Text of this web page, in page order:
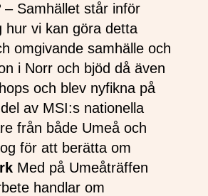
– Samhället står inför
hur vi kan göra detta
omgivande samhälle och
i Norr och bjöd då även
och blev nyfikna på
av MSI:s nationella
från både Umeå och
för att berätta om
Med på Umeåträffen
handlar om